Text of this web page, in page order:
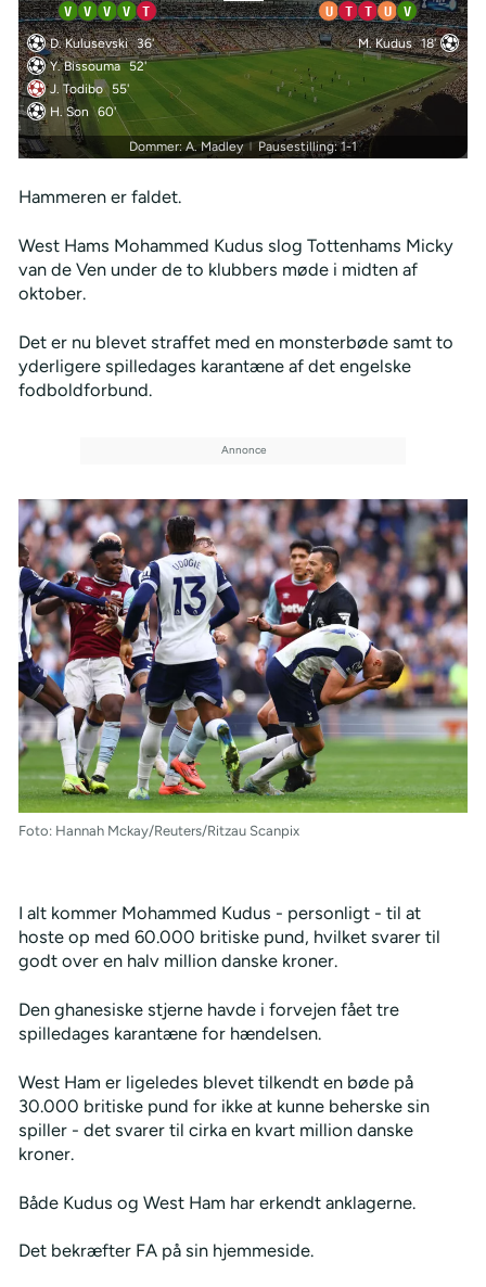
V V V V T U T T U V
D. Kulusevski 36'
Y. Bissouma 52'
J. Todibo
55'
H. Son
60'
M. Kudus 18'
Dommer: A. Madley | Pausestilling: 1-1
Hammeren er faldet.
West Hams Mohammed Kudus slog Tottenhams Micky
van de Ven under de to klubbers møde i midten af
oktober.
Det er nu blevet straffet med en monsterbøde samt to
yderligere spilledages karantæne af det engelske
fodboldforbund.
Foto: Hannah Mckay/Reuters/Ritzau Scanpix
I alt kommer Mohammed Kudus - personligt - til at
hoste op med 60.000 britiske pund, hvilket svarer til
godt over en halv million danske kroner.
Den ghanesiske stjerne havde i forvejen fået tre
spilledages karantæne for hændelsen.
West Ham er ligeledes blevet tilkendt en bøde på
30.000 britiske pund for ikke at kunne beherske sin
spiller - det svarer til cirka en kvart million danske
kroner.
Både Kudus og West Ham har erkendt anklagerne.
Det bekræfter FA på sin hjemmeside.